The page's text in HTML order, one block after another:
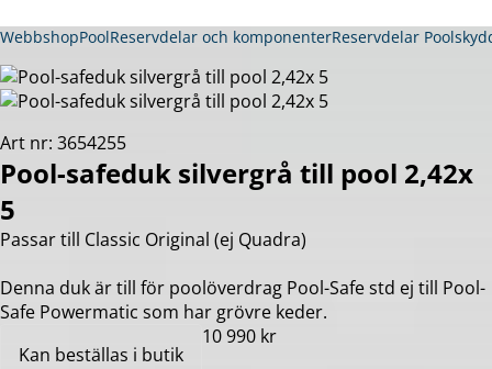
WebbshopPoolReservdelar och komponenterReservdelar
Art nr: 3654255
Pool-safeduk silvergrå till pool 2,42x
5
Passar till Classic Original (ej Quadra)
Denna duk är till för poolöverdrag Pool-Safe std ej till Pool-
Safe Powermatic som har grövre keder.
Kan beställas i butik
10 990 kr